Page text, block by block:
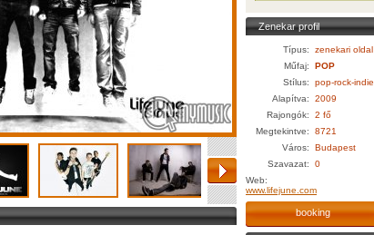
Zenekar profil
Típus:
zenekari oldal
Műfaj:
POP
Stílus:
pop-rock-indie
Alapítva:
2009
Rajongók:
2 fő
Megtekintve:
8721
Város:
Budapest
Szavazat:
0
Web:
www.lifejune.com
booking